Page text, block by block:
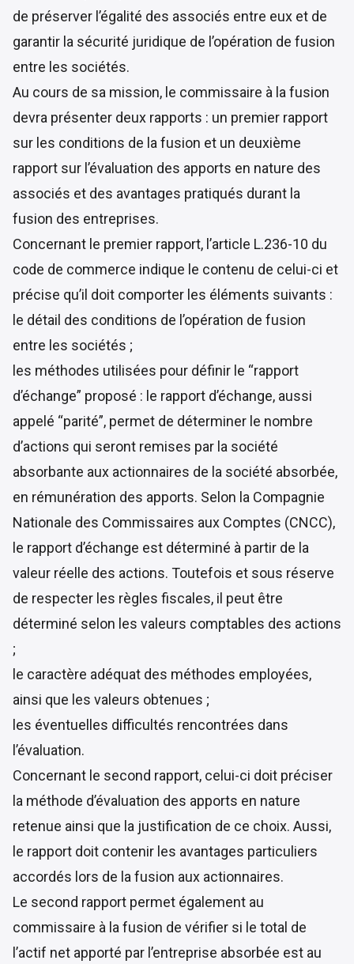
de préserver l’égalité des associés entre eux et de
garantir la sécurité juridique de l’opération de fusion
entre les sociétés.
Au cours de sa mission, le commissaire à la fusion
devra présenter deux rapports : un premier rapport
sur les conditions de la fusion et un deuxième
rapport sur l’évaluation des apports en nature des
associés et des avantages pratiqués durant la
fusion des entreprises.
Concernant le premier rapport, l’article L.236-10 du
code de commerce indique le contenu de celui-ci et
précise qu’il doit comporter les éléments suivants :
le détail des conditions de l’opération de fusion
entre les sociétés ;
les méthodes utilisées pour définir le “rapport
d’échange” proposé : le rapport d’échange, aussi
appelé “parité”, permet de déterminer le nombre
d’actions qui seront remises par la société
absorbante aux actionnaires de la société absorbée,
en rémunération des apports. Selon la Compagnie
Nationale des Commissaires aux Comptes (CNCC),
le rapport d’échange est déterminé à partir de la
valeur réelle des actions. Toutefois et sous réserve
de respecter les règles fiscales, il peut être
déterminé selon les valeurs comptables des actions
;
le caractère adéquat des méthodes employées,
ainsi que les valeurs obtenues ;
les éventuelles difficultés rencontrées dans
l’évaluation.
Concernant le second rapport, celui-ci doit préciser
la méthode d’évaluation des apports en nature
retenue ainsi que la justification de ce choix. Aussi,
le rapport doit contenir les avantages particuliers
accordés lors de la fusion aux actionnaires.
Le second rapport permet également au
commissaire à la fusion de vérifier si le total de
l’actif net apporté par l’entreprise absorbée est au